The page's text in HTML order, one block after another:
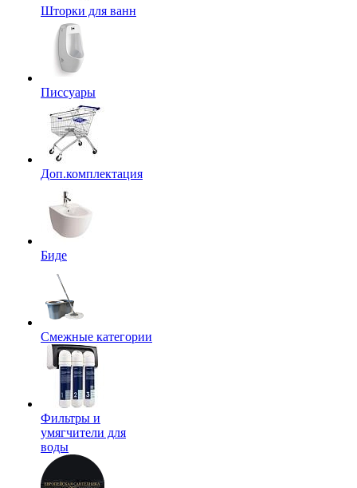
Шторки для ванн
Писсуары
Доп.комплектация
Биде
Смежные категории
Фильтры и
умягчители для
воды